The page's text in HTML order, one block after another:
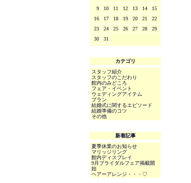
9
10 11 12 13 14
15
16
17 18 19 20 21
22
23
24 25 26 27 28
29
30
31
カテゴリ
スタッフ紹介
スタッフのこだわり
館内のみどころ
フェア・イベント
ウェディングアイテム
プラン
結婚式に関するエピソード
結婚準備のコツ
その他
新着記事
夏季休業のお知らせ
マリッジリング
館内ディスプレイ
9月ブライダルフェア掲載開
始
ヘアーアレンジ・・・♡